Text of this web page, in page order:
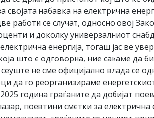
својата набавка на електрична
работи се случат, односно овој
и доколку универзалниот
енергија, тогаш јас ве
што е одговорна, ние сакаме да
не сме официјално влада се
да го реорганизираме
година граѓаните да добијат
поевтини сметки за